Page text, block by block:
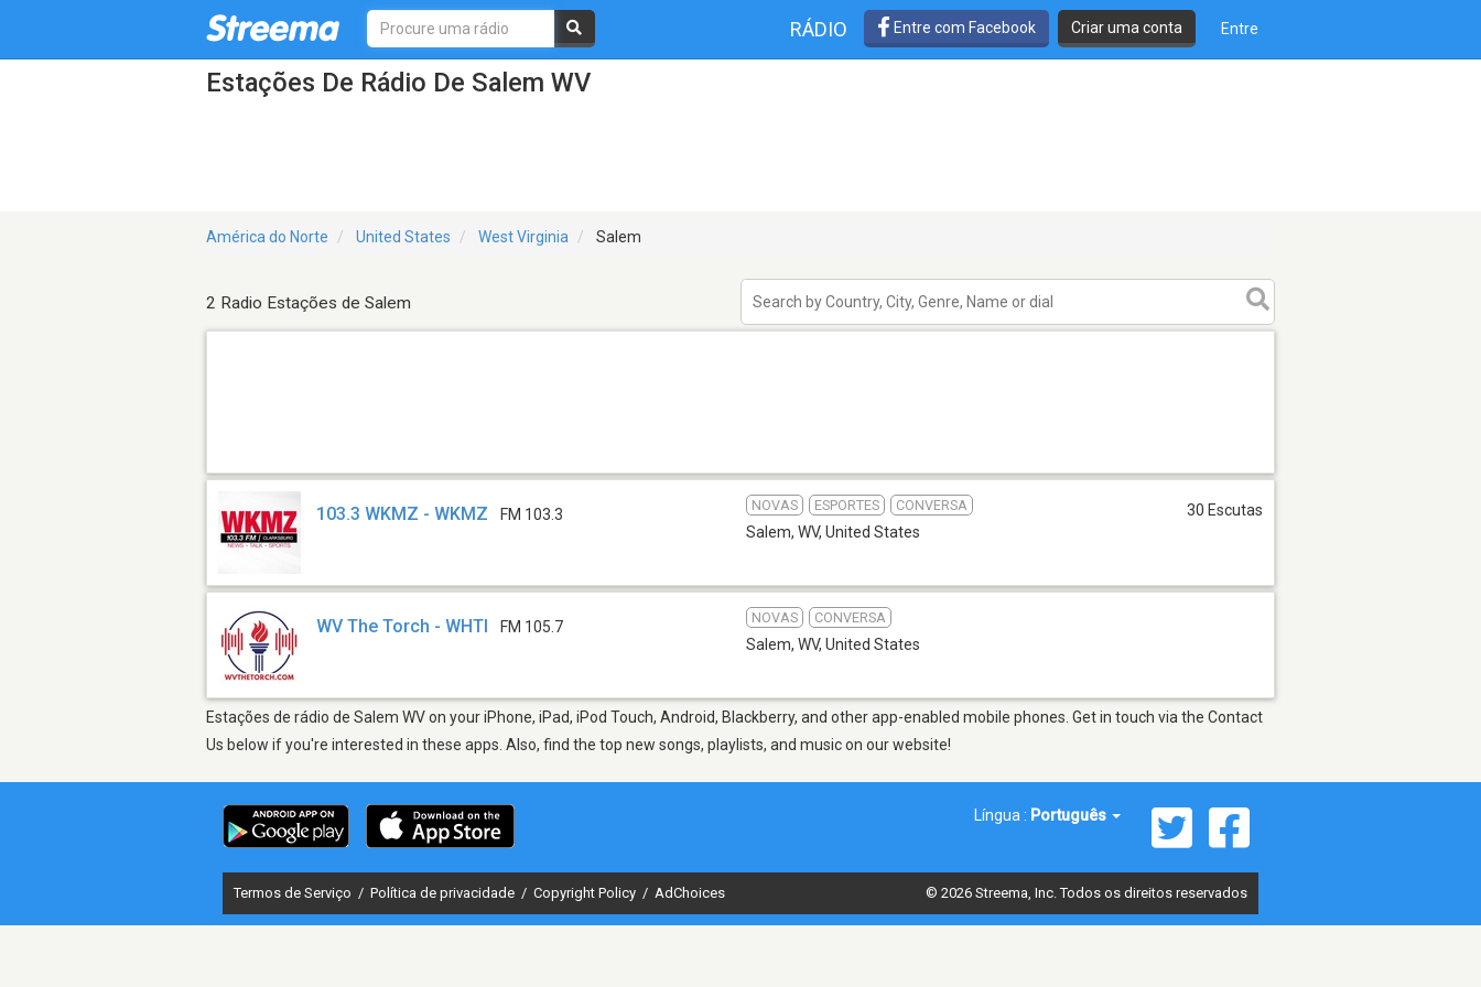
RÁDIO Entre com Facebook Criar uma conta Entre
Estações De Rádio De Salem WV
América do Norte United States West Virginia Salem
2 Radio Estações de Salem
103.3 WKMZ - WKMZ FM 103.3
NOVAS ESPORTES CONVERSA
Salem, WV, United States
30 Escutas
WV The Torch - WHTI FM 105.7
NOVAS CONVERSA
Salem, WV, United States
Estações de rádio de Salem WV on your iPhone, iPad, iPod Touch, Android, Blackberry, and other app-enabled mobile phones. Get in touch via the Contact
Us below if you're interested in these apps. Also, find the top new songs, playlists, and music on our website!
Língua : Português
Termos de Serviço / Política de privacidade / Copyright Policy / AdChoices © 2026 Streema, Inc. Todos os direitos reservados